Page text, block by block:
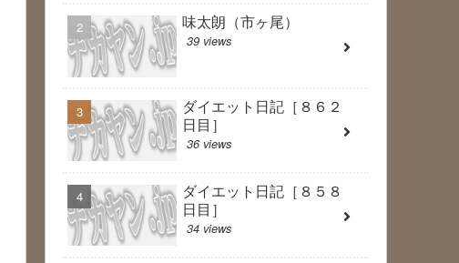
味太朗（市ヶ尾）
39 views
ダイエット日記［８６２
日目］
36 views
ダイエット日記［８５８
日目］
34 views